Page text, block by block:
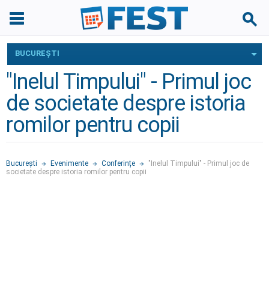
BUCUREŞTI
"Inelul Timpului" - Primul joc
de societate despre istoria
romilor pentru copii
Bucureşti Evenimente Conferințe
"Inelul Timpului" - Primul joc de
societate despre istoria romilor pentru copii